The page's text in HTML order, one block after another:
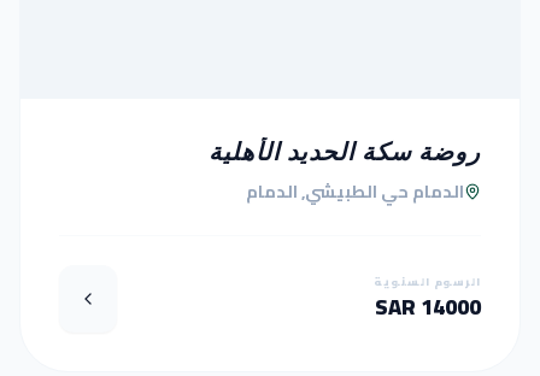
روضة سكة الحديد الأهلية
الدمام حي الطبيشي, الدمام
الرسوم السنوية
14000 SAR